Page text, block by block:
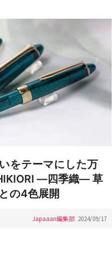
をテーマにした万
―四季織― 草
の4色展開
Japaaan編集部 2024/09/17